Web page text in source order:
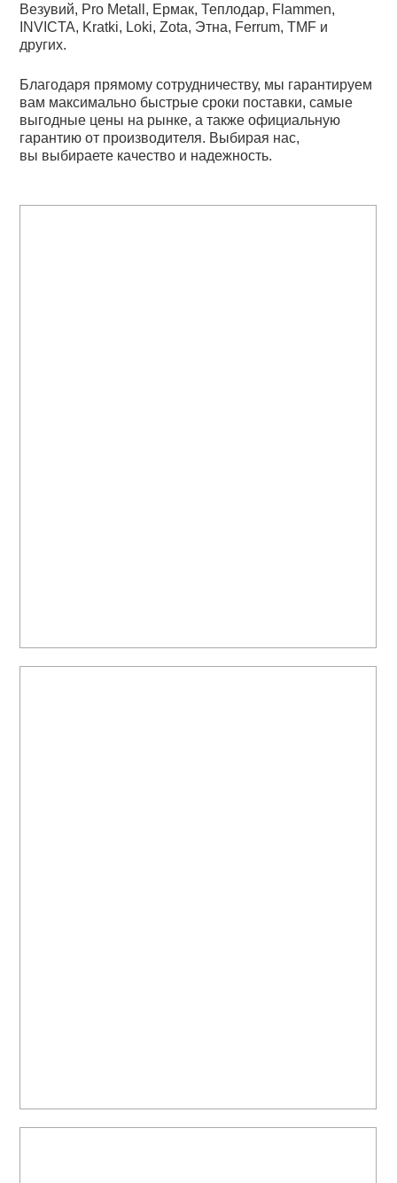
Везувий, Pro Metall, Ермак, Теплодар, Flammen,
INVICTA, Kratki, Loki, Zota, Этна, Ferrum, TMF и
других.
Благодаря прямому сотрудничеству, мы гарантируем
вам максимально быстрые сроки поставки, самые
выгодные цены на рынке, а также официальную
гарантию от производителя. Выбирая нас,
вы выбираете качество и надежность.